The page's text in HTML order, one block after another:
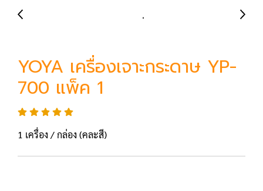
YOYA เครื่องเจาะกระดาษ YP-
700 แพ็ค 1
1 เครื่อง / กล่อง (คละสี)